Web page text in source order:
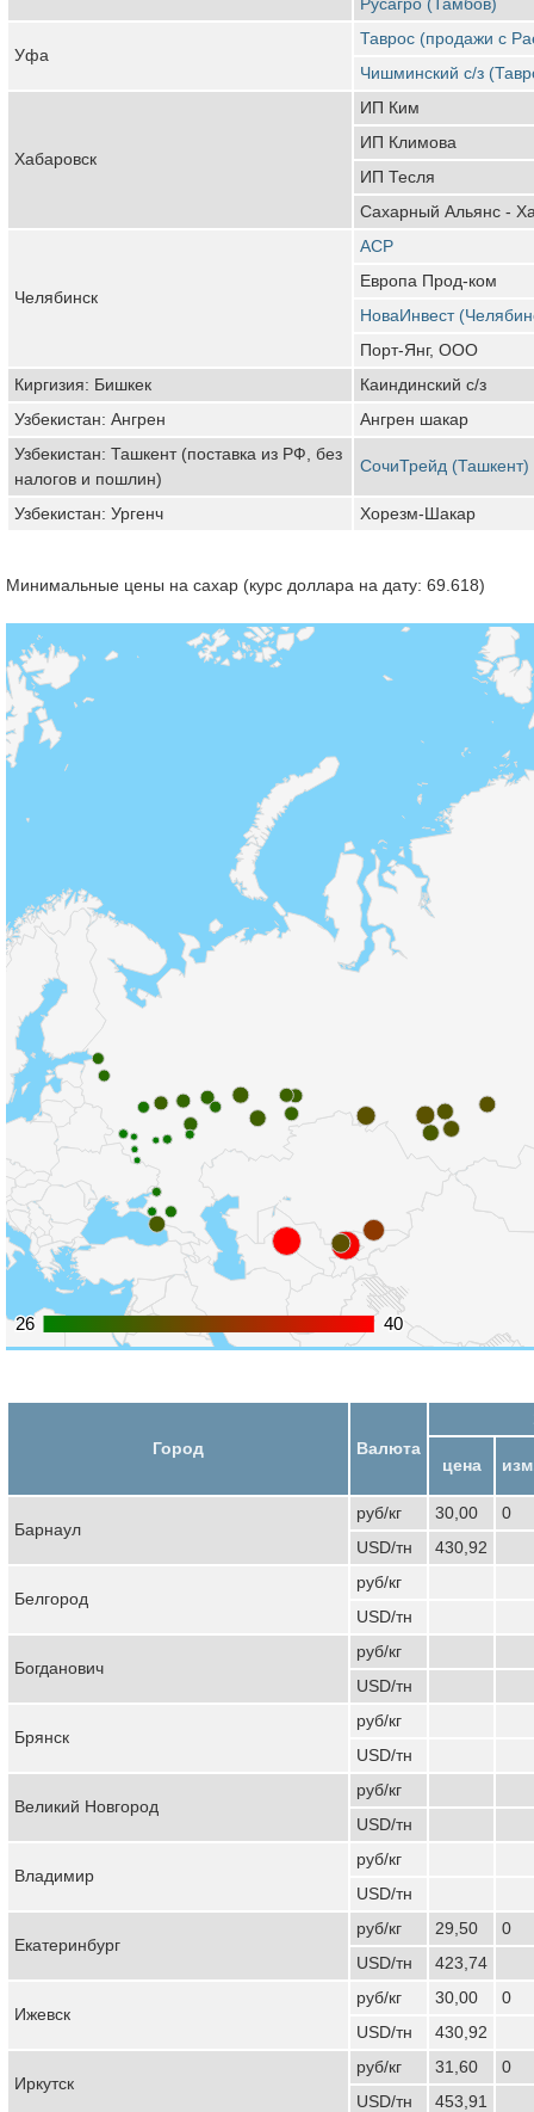
Уфа
Таврос (продажи с
Чишминский с/з
Хабаровск
ИП Ким
ИП Климова
ИП Тесля
Сахарный Альянс -
Челябинск
АСР
Европа Прод-ком
НоваИнвест
Порт-Янг, ООО
Киргизия: Бишкек
Каиндинский с/з
Узбекистан: Ангрен
Ангрен шакар
Узбекистан: Ташкент (поставка из РФ, без
налогов и пошлин)
СочиТрейд (Ташкент)
Узбекистан: Ургенч Хорезм-Шакар
Минимальные цены на сахар (курс доллара на дату: 69.618)
26
26 40
40
Город Валюта
цена
Барнаул
руб/кг 30,00
0
USD/тн
430,92
Белгород
руб/кг
USD/тн
Богданович
руб/кг
USD/тн
Брянск
руб/кг
USD/тн
Великий Новгород
руб/кг
USD/тн
Владимир
руб/кг
USD/тн
Екатеринбург
руб/кг 29,50
0
USD/тн
423,74
Ижевск
руб/кг 30,00
0
USD/тн
430,92
Иркутск
руб/кг 31,60
0
USD/тн
453,91